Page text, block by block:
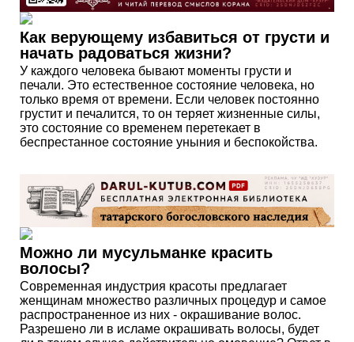
Как верующему избавиться от грусти и
начать радоваться жизни?
У каждого человека бывают моменты грусти и
печали. Это естественное состояние человека, но
только время от времени. Если человек постоянно
грустит и печалится, то он теряет жизненные силы,
это состояние со временем перетекает в
беспрестанное состояние уныния и беспокойства.
Можно ли мусульманке красить
волосы?
Современная индустрия красоты предлагает
женщинам множество различных процедур и самое
распространенное из них - окрашивание волос.
Разрешено ли в исламе окрашивать волосы, будет